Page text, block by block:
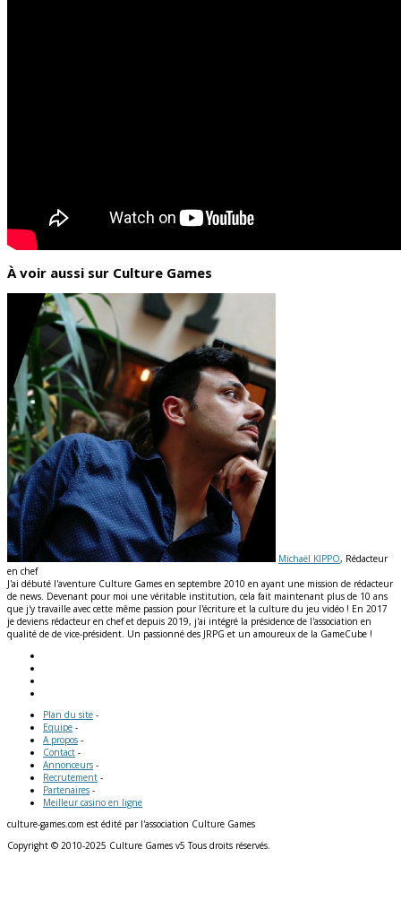
À voir aussi sur Culture Games
Michaël KIPPO, Rédacteur
en chef
J'ai débuté l'aventure Culture Games en septembre 2010 en ayant une mission de rédacteur
de news. Devenant pour moi une véritable institution, cela fait maintenant plus de 10 ans
que j'y travaille avec cette même passion pour l'écriture et la culture du jeu vidéo ! En 2017
je deviens rédacteur en chef et depuis 2019, j'ai intégré la présidence de l'association en
qualité de de vice-président. Un passionné des JRPG et un amoureux de la GameCube !
Plan du site -
Equipe -
A propos -
Contact -
Annonceurs -
Recrutement -
Partenaires -
Meilleur casino en ligne
culture-games.com est édité par l'association Culture Games
Copyright © 2010-2025 Culture Games v5 Tous droits réservés.